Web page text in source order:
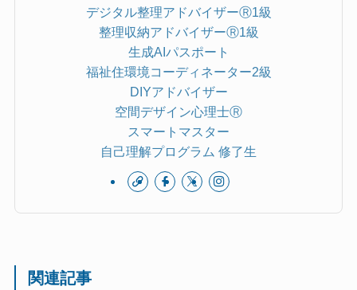
デジタル整理アドバイザーⓇ1級
整理収納アドバイザーⓇ1級
生成AIパスポート
福祉住環境コーディネーター2級
DIYアドバイザー
空間デザイン心理士Ⓡ
スマートマスター
自己理解プログラム 修了生
関連記事